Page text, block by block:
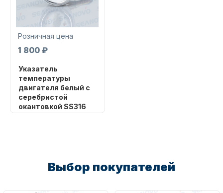
Запчасти для ПЛМ
Розничная цена
1 800 ₽
Указатель
температуры
двигателя белый с
серебристой
окантовкой SS316
YS030WSВыбор покупателей